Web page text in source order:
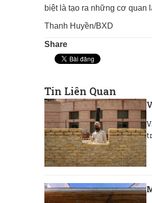
biệt là tạo ra những cơ quan
Thanh Huyền/BXD
Share
Tin Liên Quan